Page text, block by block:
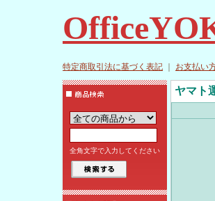
特定商取引法に基づく表記 お支払い
全角文字で入力してください
ヤマト